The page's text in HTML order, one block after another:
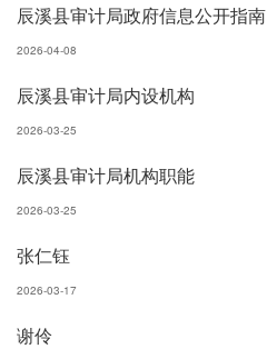
辰溪县审计局政府信息公开指南
2026-04-08
辰溪县审计局内设机构
2026-03-25
辰溪县审计局机构职能
2026-03-25
张仁钰
2026-03-17
谢伶